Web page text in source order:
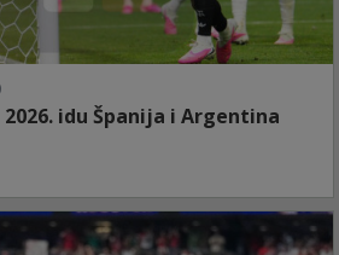
idu Španija i Argentina